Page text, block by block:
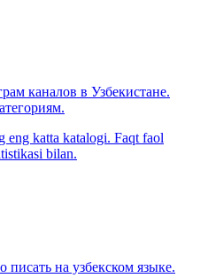
каналов в Узбекистане.
eng katta katalogi. Faqt faol
bilan.
на узбекском языке.